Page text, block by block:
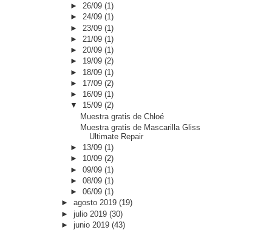
►26/09(1)
►24/09(1)
► 23/09(1)
► 21/09(1)
►20/09(1)
► 19/09(2)
► 18/09(1)
► 17/09(2)
► 16/09(1)
▼ 15/09(2)
Muestra gratis de Chloé
Muestra gratis de Mascarilla Gliss
Ultimate Repair
► 13/09(1)
► 10/09(2)
►09/09(1)
►08/09(1)
►06/09(1)
► agosto 2019 (19)
► julio 2019 (30)
► junio 2019 (43)